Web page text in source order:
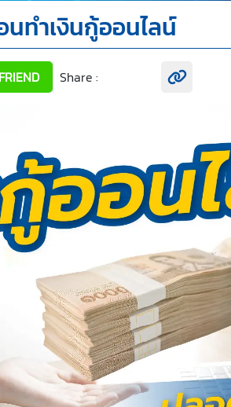
อมูลส่วนบุคคล และยินยอม
กเกอร์เรจ จำกัด รวมถึง
จนคู่ค้าทางธุรกิจและ/หรือ
บ ใช้ และ/หรือ เปิดเผย
ลที่มีความอ่อนไหวของ
เนินการติดต่อและนำเสนอ
ดทำรายการส่งเสริมการ
หรือข่าวสารต่างๆ แจ้ง
ายคุ้มครองข้อมูลส่วนบุคคล
คลได้ที่เว็บไซต์คำประกาศ
วามยินยอม ทั้งนี้ ก่อนการ
เอียดจากเอกสารชี้แจง
ยงานถึงวัตถุประสงค์ในการ
ส่วนบุคคล (“ประมวลผล
ดีแล้ว ข้าพเจ้าให้ความ
ในเอกสารนี้ด้วยความ
จูง และข้าพเจ้าทราบว่า
สียเมื่อใดก็ได้ เว้นแต่ใน
รือยังมีสัญญาระหว่าง
ข้าพเจ้าอยู่ กรณีที่ข้าพเจ้า
จ้าเข้าใจและยอมรับว่า การ
จ้า (เช่น ข้าพเจ้าอาจได้รับ
หรือข้าพเจ้าไม่สามารถเข้า
เป็นต้น) และข้าพเจ้าทราบ
ม่มีผลกระทบต่อการประมวล
เสร็จสิ้นไปแล้วก่อนการถอน
การกดเลือก “ให้ความ
ดงเจตนายินยอมของ
กฐาน
ทำเงินกู้ออนไลน์
Share : Facebook share
Twitter share